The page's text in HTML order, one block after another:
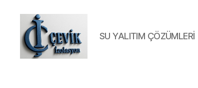
SU YALITIM ÇÖZÜMLERİ